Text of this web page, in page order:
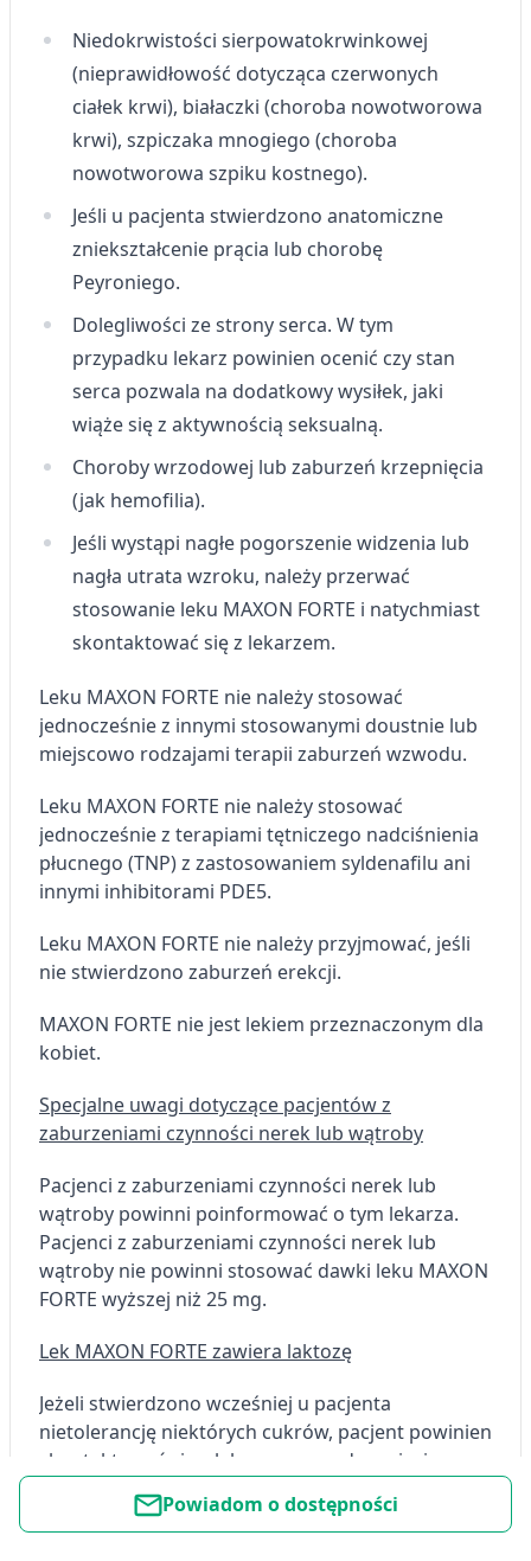
Powiadom o dostępności
Niedokrwistości sierpowatokrwinkowej
(nieprawidłowość dotycząca czerwonych
ciałek krwi), białaczki (choroba nowotworowa
krwi), szpiczaka mnogiego (choroba
nowotworowa szpiku kostnego).
Jeśli u pacjenta stwierdzono anatomiczne
zniekształcenie prącia lub chorobę
Peyroniego.
Dolegliwości ze strony serca. W tym
przypadku lekarz powinien ocenić czy stan
serca pozwala na dodatkowy wysiłek, jaki
wiąże się z aktywnością seksualną.
Choroby wrzodowej lub zaburzeń krzepnięcia
(jak hemofilia).
Jeśli wystąpi nagłe pogorszenie widzenia lub
nagła utrata wzroku, należy przerwać
stosowanie leku MAXON FORTE i natychmiast
skontaktować się z lekarzem.
Leku MAXON FORTE nie należy stosować
jednocześnie z innymi stosowanymi doustnie lub
miejscowo rodzajami terapii zaburzeń wzwodu.
Leku MAXON FORTE nie należy stosować
jednocześnie z terapiami tętniczego nadciśnienia
płucnego (TNP) z zastosowaniem syldenafilu ani
innymi inhibitorami PDE5.
Leku MAXON FORTE nie należy przyjmować, jeśli
nie stwierdzono zaburzeń erekcji.
MAXON FORTE nie jest lekiem przeznaczonym dla
kobiet.
Specjalne uwagi dotyczące pacjentów z
zaburzeniami czynności nerek lub wątroby
Pacjenci z zaburzeniami czynności nerek lub
wątroby powinni poinformować o tym lekarza.
Pacjenci z zaburzeniami czynności nerek lub
wątroby nie powinni stosować dawki leku MAXON
FORTE wyższej niż 25 mg.
Lek MAXON FORTE zawiera laktozę
Jeżeli stwierdzono wcześniej u pacjenta
nietolerancję niektórych cukrów, pacjent powinien
skontaktować się z lekarzem przed przyjęciem
Lek MAXON FORTE zawiera sód